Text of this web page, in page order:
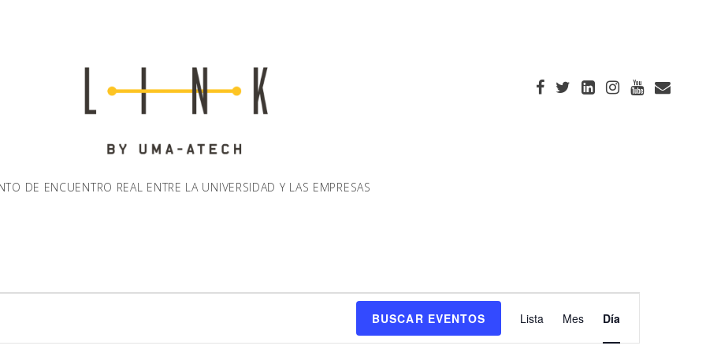
DE ENCUENTRO REAL ENTRE LA UNIVERSIDAD Y LAS EMPRESAS
BUSCAR EVENTOS
Navegación
de
Lista Mes Día